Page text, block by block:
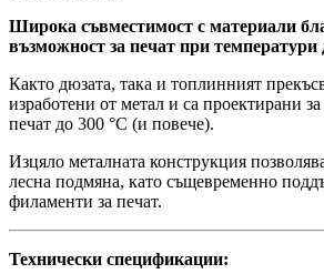
Широка съвместимост с материали
възможност за печат при температури
Както дюзата, така и топлинният
изработени от метал и са проектирани
печат до 300 °C (и повече).
Изцяло металната конструкция
лесна подмяна, като същевременно
филаменти за печат.
Технически спецификации: